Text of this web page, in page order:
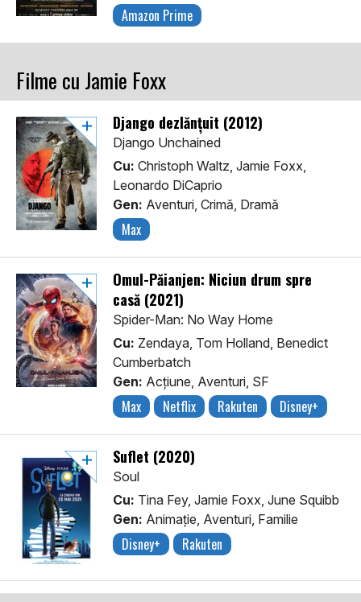
Amazon Prime
Filme cu Jamie Foxx
Django dezlănțuit (2012)
Django Unchained
Cu: Christoph Waltz, Jamie Foxx,
Leonardo DiCaprio
Gen: Aventuri, Crimă, Dramă
Max
Omul-Păianjen: Niciun drum spre
casă (2021)
Spider-Man: No Way Home
Cu: Zendaya, Tom Holland, Benedict
Cumberbatch
Gen: Acţiune, Aventuri, SF
Max Netflix Rakuten Disney+
Suflet (2020)
Soul
Cu: Tina Fey, Jamie Foxx, June Squibb
Gen: Animaţie, Aventuri, Familie
Disney+ Rakuten